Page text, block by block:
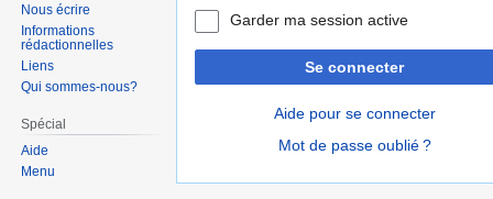
Garder ma session active
Se connecter
Aide pour se connecter
Mot de passe oublié ?
Nous écrire
Informations
rédactionnelles
Liens
Qui sommes-nous?
Spécial
Aide
Menu